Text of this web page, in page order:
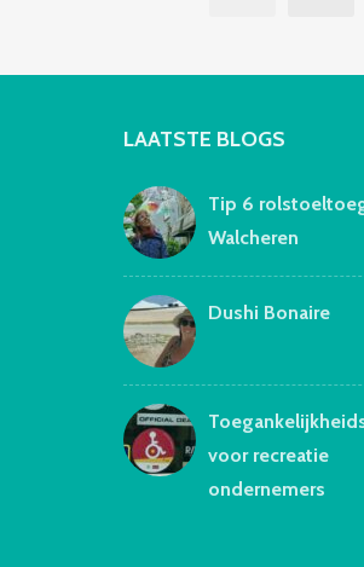
LAATSTE BLOGS
Tip 6
Walcheren
Dushi Bonaire
voor recreatie
ondernemers